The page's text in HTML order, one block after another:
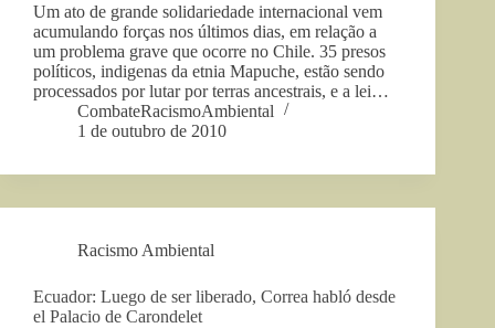
Um ato de grande solidariedade internacional vem
acumulando forças nos últimos dias, em relação a
um problema grave que ocorre no Chile. 35 presos
políticos, indigenas da etnia Mapuche, estão sendo
processados por lutar por terras ancestrais, e a lei…
CombateRacismoAmbiental
1 de outubro de 2010
Racismo Ambiental
Ecuador: Luego de ser liberado, Correa habló desde
el Palacio de Carondelet